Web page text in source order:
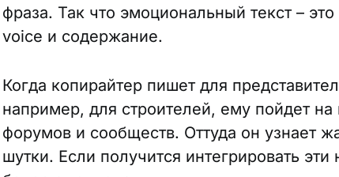
фраза. Так что эмоциональный текст –
voice и содержание.
Когда копирайтер пишет для
например, для строителей, ему пойдет на
форумов и сообществ. Оттуда он узнает
шутки. Если получится интегрировать